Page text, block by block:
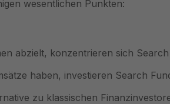
wesentlichen Punkten:
abzielt, konzentrieren sich Search
haben, investieren Search
zu klassischen